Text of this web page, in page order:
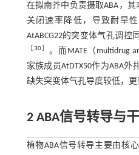
在拟南芥中负责摄取ABA，
关闭速率降低，导致耐旱
AtABCG22的突变体气孔调控
30］ 。而MATE（multidrug
家族成员AtDTX50作为ABA
缺失突变体气孔导度较低，更
2 ABA信号转导与
植物ABA信号转导主要由核